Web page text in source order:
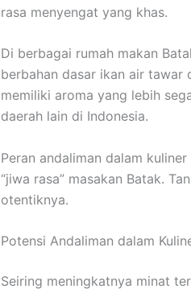
rasa menyengat yang khas.
Di berbagai rumah makan
berbahan dasar ikan air tawar
memiliki aroma yang lebih
daerah lain di Indonesia.
Peran andaliman dalam
“jiwa rasa” masakan Batak.
otentiknya.
Potensi Andaliman dalam
Seiring meningkatnya minat